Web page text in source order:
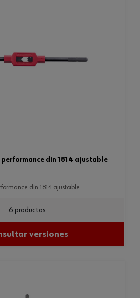
performance din 1814 ajustable
din 1814 ajustable
6 productos
versiones